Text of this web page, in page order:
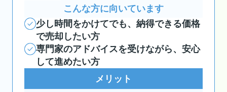
こんな方に向いています
少し時間をかけてでも、納得できる価格
で売却したい方
専門家のアドバイスを受けながら、安心
して進めたい方
メリット